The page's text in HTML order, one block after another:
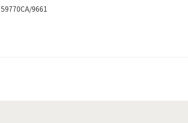
59770CA/9661